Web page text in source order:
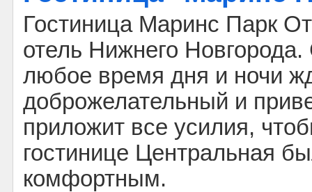
Гостиница Маринс Парк
отель Нижнего
любое время дня и ночи
доброжелательный и
приложит все усилия,
гостинице Центральная
комфортным.